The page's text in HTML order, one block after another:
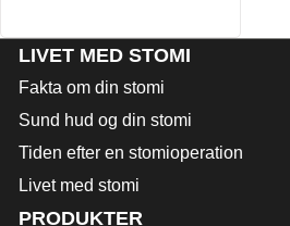
LIVET MED STOMI
Fakta om din stomi
Sund hud og din stomi
Tiden efter en stomioperation
Livet med stomi
PRODUKTER